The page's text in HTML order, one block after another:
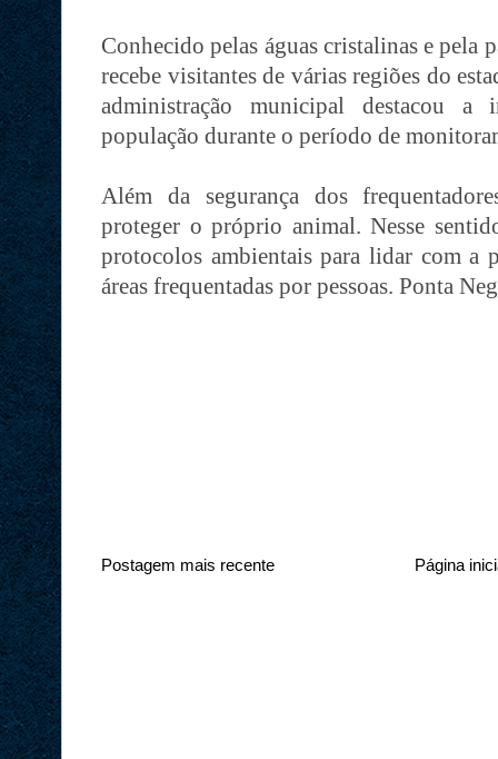
Conhecido pelas águas cristalinas e pela
recebe visitantes de várias regiões do
administração municipal destacou a
população durante o período de
Além da segurança dos
proteger o próprio animal. Nesse
protocolos ambientais para lidar com a
áreas frequentadas por pessoas. Ponta
Postagem mais recente Página